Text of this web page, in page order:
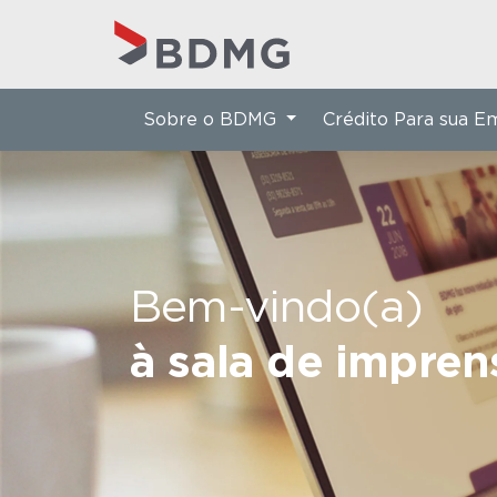
Bem-vindo(a)
à sala de
Sobre o BDMG Crédito Para sua